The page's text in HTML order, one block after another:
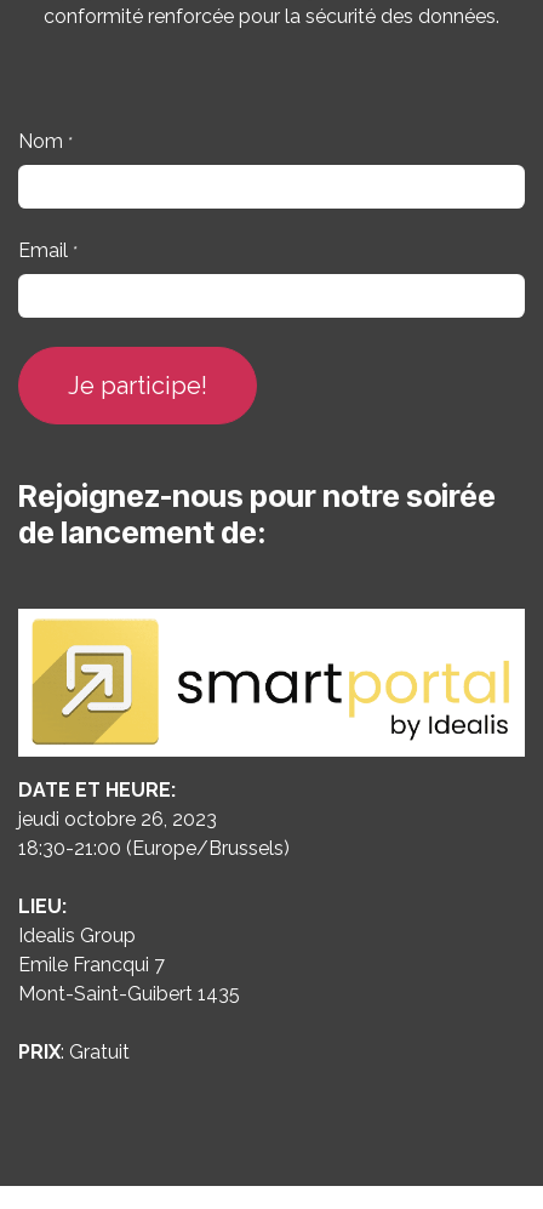
conformité renforcée pour la sécurité des données.
Nom *
Email *
Je participe!
Rejoignez-nous pour notre soirée
de lancement de:
DATE ET HEURE:
jeudi octobre 26, 2023
18:30-21:00 (Europe/Brussels)
LIEU:
Idealis Group
Emile Francqui 7
Mont-Saint-Guibert 1435
PRIX: Gratuit